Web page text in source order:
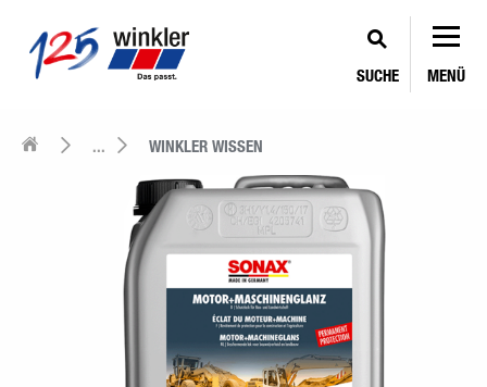
SUCHE MENÜ
... WINKLER WISSEN